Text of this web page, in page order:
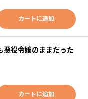
カートに追加
悪役令嬢のままだった
カートに追加